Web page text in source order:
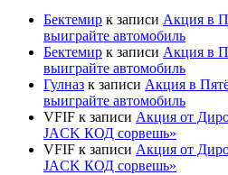
Бектемир к записи Акция в
выиграйте автомобиль
Бектемир к записи Акция в
выиграйте автомобиль
Гулназ к записи Акция в
выиграйте автомобиль
VFIF к записи Акция от
JACK КОД сорвешь»
VFIF к записи Акция от
JACK КОД сорвешь»